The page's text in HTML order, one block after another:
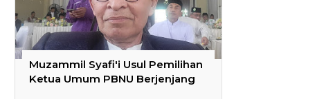
Muzammil Syafi'i Usul Pemilihan
Ketua Umum PBNU Berjenjang